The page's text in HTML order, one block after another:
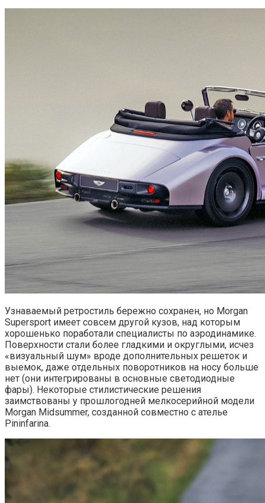
Узнаваемый ретростиль бережно сохранен, но Morgan
Supersport имеет совсем другой кузов, над которым
хорошенько поработали специалисты по аэродинамике.
Поверхности стали более гладкими и округлыми, исчез
«визуальный шум» вроде дополнительных решеток и
выемок, даже отдельных поворотников на носу больше
нет (они интегрированы в основные светодиодные
фары). Некоторые стилистические решения
заимствованы у прошлогодней мелкосерийной модели
Morgan Midsummer, созданной совместно с ателье
Pininfarina.